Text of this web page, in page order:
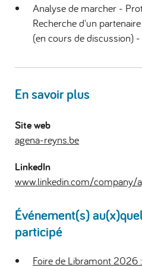
Analyse de marcher -
Recherche d'un
(en cours de discussion)
En savoir plus
Site web
agena-reyns.be
LinkedIn
www.linkedin.com/company/
Événement(s)
participé
Foire de Libramont 2026